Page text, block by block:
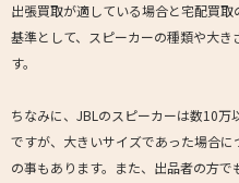
出張買取が適している場合と宅配買
基準として、スピーカーの種類や大
す。
ちなみに、JBLのスピーカーは数10
ですが、大きいサイズであった場合
の事もあります。また、出品者の方